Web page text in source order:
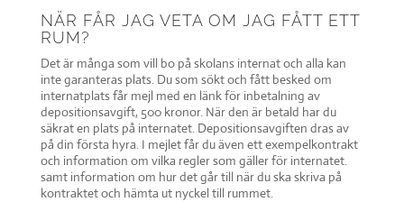
NÄR FÅR JAG VETA OM JAG FÅTT ETT
RUM?
Det är många som vill bo på skolans internat och alla kan
inte garanteras plats. Du som sökt och fått besked om
internatplats får mejl med en länk för inbetalning av
depositionsavgift, 500 kronor. När den är betald har du
säkrat en plats på internatet. Depositionsavgiften dras av
på din första hyra. I mejlet får du även ett exempelkontrakt
och information om vilka regler som gäller för internatet.
samt information om hur det går till när du ska skriva på
kontraktet och hämta ut nyckel till rummet.